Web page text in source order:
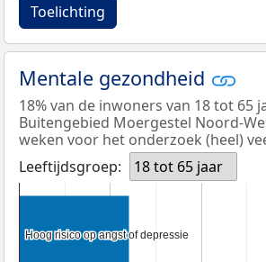
Toelichting
Mentale gezondheid
18% van de inwoners van 18 tot 65
Buitengebied Moergestel Noord-
weken voor het onderzoek (heel)
Leeftijdsgroep:
18 tot 65 jaar
Hoog risico op angst of depressie
Hoog risico op angst of depressie